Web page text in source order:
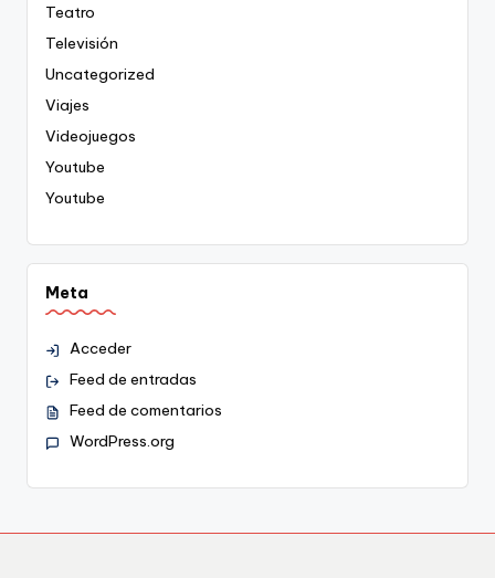
Teatro
Televisión
Uncategorized
Viajes
Videojuegos
Youtube
Youtube
Meta
Acceder
Feed de entradas
Feed de comentarios
WordPress.org